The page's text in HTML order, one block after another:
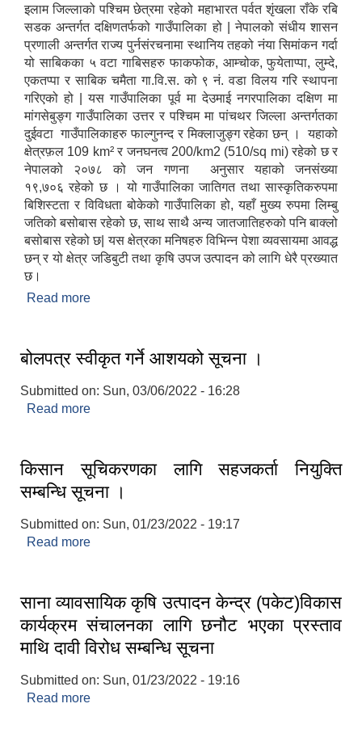
इलाम जिल्लाको पश्चिम छेत्रमा रहेको महाभारत पर्वत शृंखला राँके रबि
सडक अन्तर्गत दक्षिणतर्फको गाउँपालिका हो | नेपालको संधीय शासन
प्रणाली अन्तर्गत राज्य पुर्नसंरचनामा स्थानिय तहको नंया सिमांकन गर्दा
यो साबिकका ५ वटा गाबिसहरु फाकफोक, आम्चोक, फुयेताप्पा, लुम्दे,
एकतप्पा र साबिक चमैता गा.वि.स. को ९ नं. वडा विलय गरि स्थापना
गरिएको हो | यस गाउँपालिका पूर्व मा देउमाई नगरपालिका दक्षिण मा
मांगसेबुङ्ग गाउँपालिका उत्तर र पश्चिम मा पांचथर जिल्ला अन्तर्गतका
दुईवटा गाउँपालिकाहरु फाल्गुनन्द र मिक्लाजुङ्ग रहेका छन् । यहाको
क्षेत्रफ़ल 109 km² र जनघनत्व 200/km2 (510/sq mi) रहेको छ र
नेपालको २०७८ को जन गणना अनुसार यहाको जनसंख्या
१९,७०६ रहेको छ । यो गाउँपालिका जातिगत तथा सास्कृतिकरुपमा
बिशिस्टता र विविधता बोकेको गाउँपालिका हो, यहाँ मुख्य रुपमा लिम्बु
जतिको बसोबास रहेको छ, साथ साथै अन्य जातजातिहरुको पनि बाक्लो
बसोबास रहेको छ| यस क्षेत्रका मनिषहरु विभिन्न पेशा व्यवसायमा आवद्ध
छन् र यो क्षेत्र जडिबुटी तथा कृषि उपज उत्पादन को लागि धेरै प्रख्यात
छ।
Read more
बोलपत्र स्वीकृत गर्ने आशयको सूचना ।
Submitted on: Sun, 03/06/2022 - 16:28
Read more
किसान सूचिकरणका लागि सहजकर्ता नियुक्ति
सम्बन्धि सूचना ।
Submitted on: Sun, 01/23/2022 - 19:17
Read more
साना व्यावसायिक कृषि उत्पादन केन्द्र (पकेट)विकास
कार्यक्रम संचालनका लागि छनौट भएका प्रस्ताव
माथि दावी विरोध सम्बन्धि सूचना
Submitted on: Sun, 01/23/2022 - 19:16
Read more